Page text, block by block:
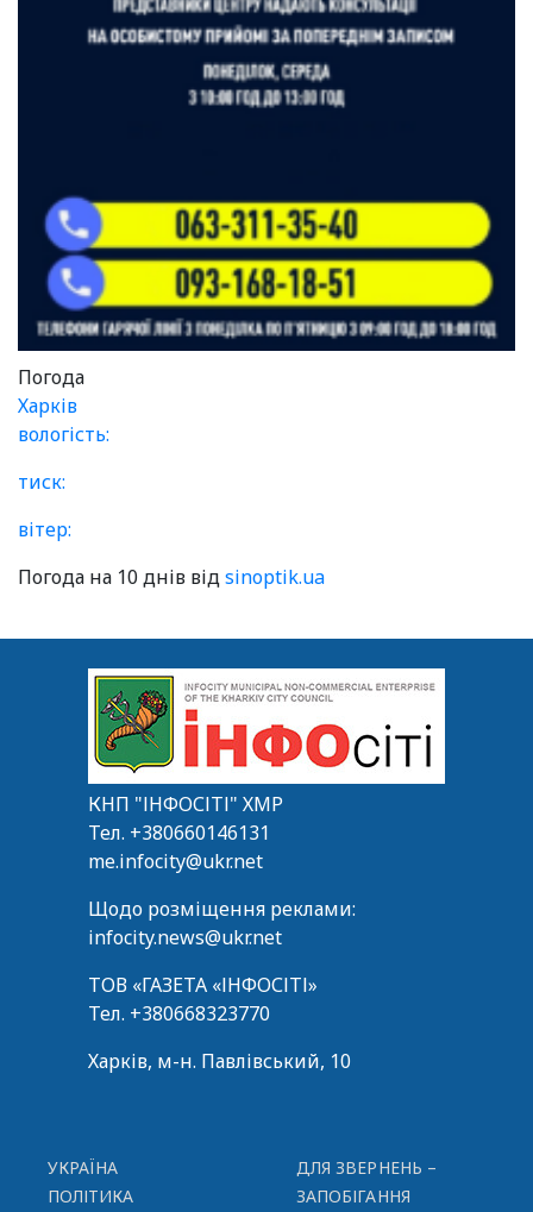
Погода
Харків
вологість:
тиск:
вітер:
Погода на 10 днів відsinoptik.ua
КНП "ІНФОСІТІ" ХМР
Тел. +380660146131
me.infocity@ukr.net
Щодо розміщення реклами:
infocity.news@ukr.net
ТОВ «ГАЗЕТА «ІНФОСІТІ»
Тел. +380668323770
Харків, м-н. Павлівський, 10
УКРАЇНА
ПОЛІТИКА
ДЛЯ ЗВЕРНЕНЬ –
ЗАПОБІГАННЯ